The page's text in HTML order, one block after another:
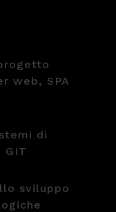
web, SPA
di
GIT
sviluppo